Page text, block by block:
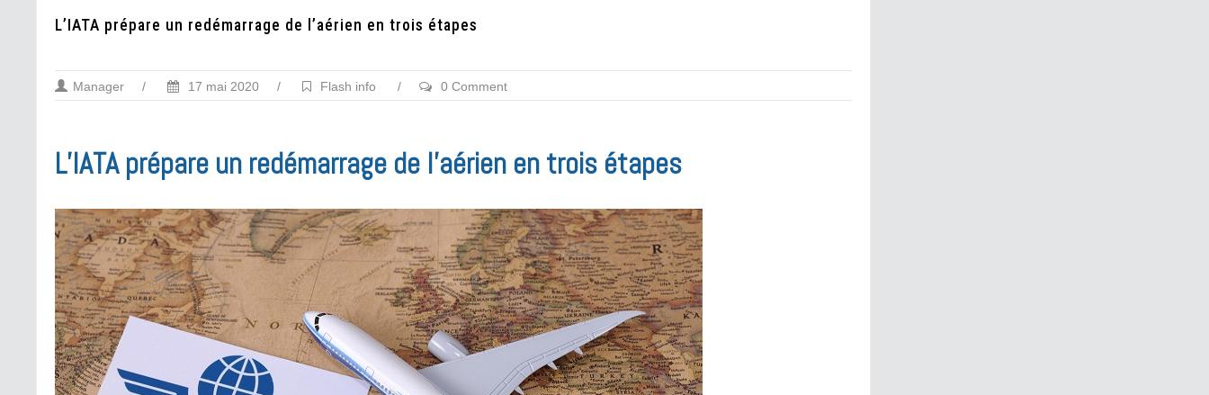
L’IATA prépare un redémarrage de l’aérien en trois étapes
Manager / 17 mai 2020 / Flash info / 0 Comment
L’IATA prépare un redémarrage de l’aérien en trois étapes